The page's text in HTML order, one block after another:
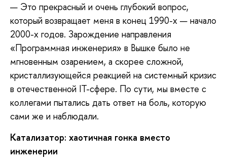
— Это прекрасный и очень глубокий вопрос,
который возвращает меня в конец 1990-х — начало
2000-х годов. Зарождение направления
«Программная инженерия» в Вышке было не
мгновенным озарением, а скорее сложной,
кристаллизующейся реакцией на системный кризис
в отечественной IT-сфере. По сути, мы вместе с
коллегами пытались дать ответ на боль, которую
сами же и наблюдали.
Катализатор: хаотичная гонка вместо
инженерии